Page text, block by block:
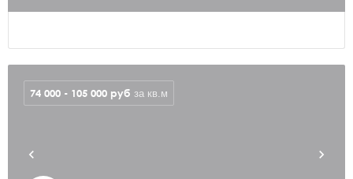
74 000 - 105 000 руб за кв.м